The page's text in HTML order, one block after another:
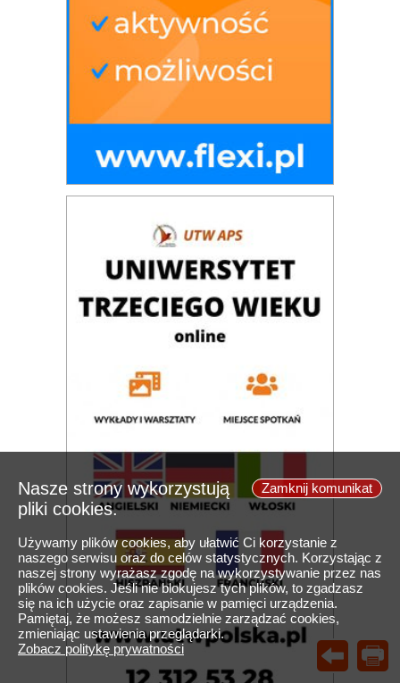
Zamknij komunikat
Nasze strony wykorzystują
pliki cookies.
Używamy plików cookies, aby ułatwić Ci korzystanie z
naszego serwisu oraz do celów statystycznych. Korzystając z
naszej strony wyrażasz zgodę na wykorzystywanie przez nas
plików cookies. Jeśli nie blokujesz tych plików, to zgadzasz
się na ich użycie oraz zapisanie w pamięci urządzenia.
Pamiętaj, że możesz samodzielnie zarządzać cookies,
zmieniając ustawienia przeglądarki.
Zobacz politykę prywatności